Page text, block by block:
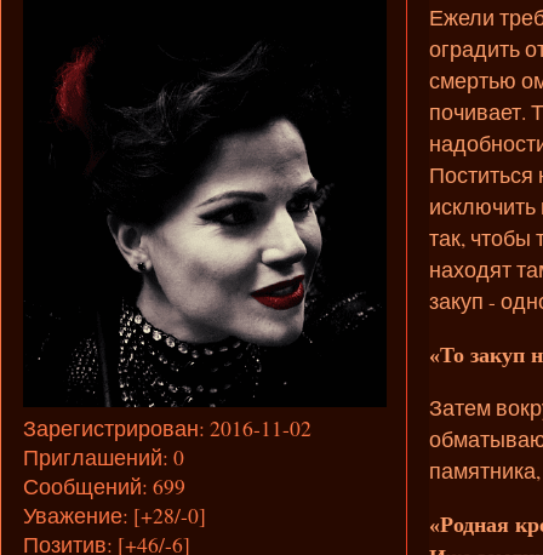
Зарегистрирован: 2016-11-02
Приглашений: 0
Сообщений: 699
Уважение: [+28/-0]
Позитив: [+46/-6]
Ежели
оградить
смертью
почивает.
исключить
так,
находят
закуп -
«То закуп
Затем
«Родная